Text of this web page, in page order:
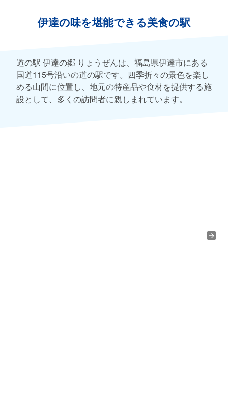
伊達の味を堪能できる美食の駅
道の駅 伊達の郷 りょうぜんは、福島県伊達市にある
国道115号沿いの道の駅です。四季折々の景色を楽し
める山間に位置し、地元の特産品や食材を提供する施
設として、多くの訪問者に親しまれています。